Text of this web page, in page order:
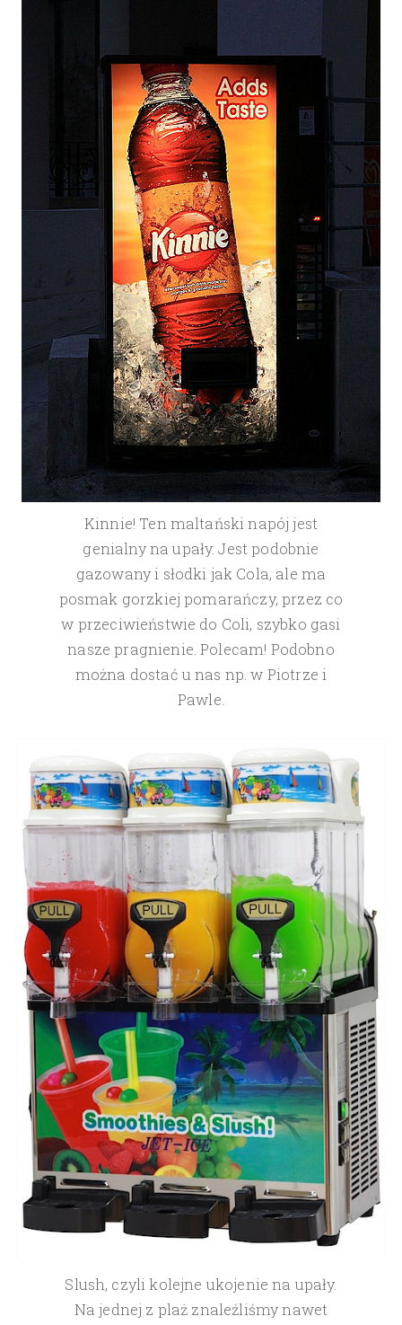
Kinnie! Ten maltański napój jest
genialny na upały. Jest podobnie
gazowany i słodki jak Cola, ale ma
posmak gorzkiej pomarańczy, przez co
w przeciwieństwie do Coli, szybko gasi
nasze pragnienie. Polecam! Podobno
można dostać u nas np. w Piotrze i
Pawle.
Slush, czyli kolejne ukojenie na upały.
Na jednej z plaż znaleźliśmy nawet